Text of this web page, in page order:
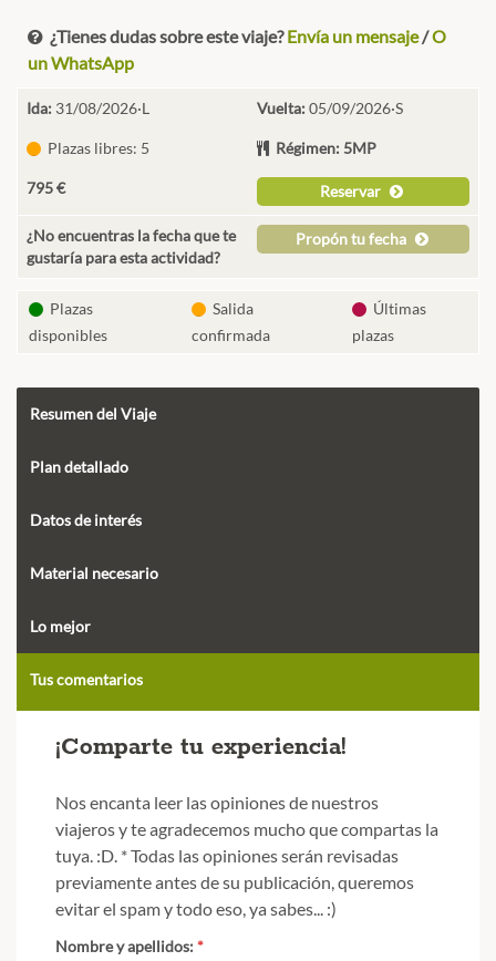
¿Tienes dudas sobre este viaje?Envía un mensaje/O
un WhatsApp
Ida: 31/08/2026·L Vuelta:05/09/2026·S
Plazas libres: 5 Régimen: 5MP
795 € Reservar
¿No encuentras la fecha que te
gustaría para esta actividad?
Propón tu fecha
Plazas
disponibles
Salida
confirmada
Últimas
plazas
Resumen del Viaje
Plan detallado
Datos de interés
Material necesario
Lo mejor
Tus comentarios
¡Comparte tu experiencia!
Nos encanta leer las opiniones de nuestros
viajeros y te agradecemos mucho que compartas la
tuya. :D. * Todas las opiniones serán revisadas
previamente antes de su publicación, queremos
evitar el spam y todo eso, ya sabes... :)
Nombre y apellidos:*